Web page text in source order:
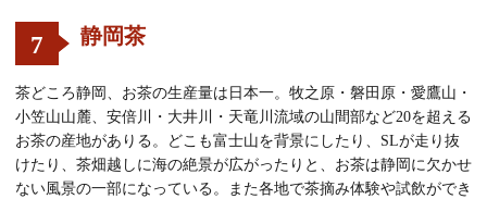
7 静岡茶
茶どころ静岡、お茶の生産量は日本一。牧之原・磐田原・愛鷹山・
小笠山山麓、安倍川・大井川・天竜川流域の山間部など20を超える
お茶の産地がありる。どこも富士山を背景にしたり、SLが走り抜
けたり、茶畑越しに海の絶景が広がったりと、お茶は静岡に欠かせ
ない風景の一部になっている。また各地で茶摘み体験や試飲ができ